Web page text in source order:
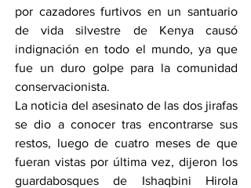
por cazadores furtivos en un santuario
de vida silvestre de Kenya causó
indignación en todo el mundo, ya que
fue un duro golpe para la comunidad
conservacionista.
La noticia del asesinato de las dos jirafas
se dio a conocer tras encontrarse sus
restos, luego de cuatro meses de que
fueran vistas por última vez, dijeron los
guardabosques de Ishaqbini Hirola